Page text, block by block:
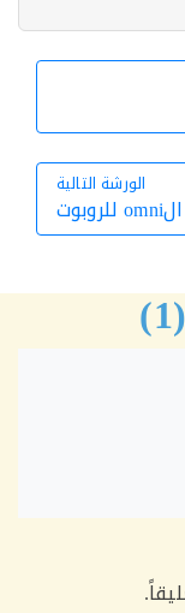
الورشة التالية
الورشة